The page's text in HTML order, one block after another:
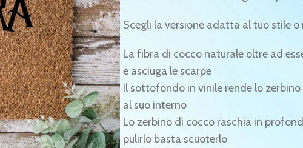
Scegli la versione adatta al tuo stile o
La fibra di cocco naturale oltre ad
e asciuga le scarpe
Il sottofondo in vinile rende lo
al suo interno
Lo zerbino di cocco raschia in
pulirlo basta scuoterlo